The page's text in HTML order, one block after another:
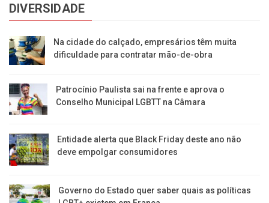
DIVERSIDADE
Na cidade do calçado, empresários têm muita
dificuldade para contratar mão-de-obra
Patrocínio Paulista sai na frente e aprova o
Conselho Municipal LGBTT na Câmara
Entidade alerta que Black Friday deste ano não
deve empolgar consumidores
Governo do Estado quer saber quais as políticas